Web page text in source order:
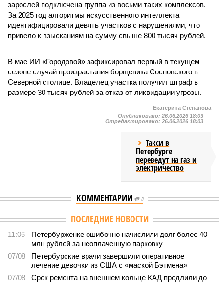
зарослей подключена группа из восьми таких комплексов.
За 2025 год алгоритмы искусственного интеллекта
идентифицировали девять участков с нарушениями, что
привело к взысканиям на сумму свыше 800 тысяч рублей.
В мае ИИ «Городовой» зафиксировал первый в текущем
сезоне случай произрастания борщевика Сосновского в
Северной столице. Владелец участка получил штраф в
размере 30 тысяч рублей за отказ от ликвидации угрозы.
Екатерина Степанова
Опубликовано: 26.06.2026 18:03
Отредактировано: 26.06.2026 18:03
Такси в
Петербурге
переведут на газ и
электричество
КОММЕНТАРИИ 0
ПОСЛЕДНИЕ НОВОСТИ
11:06
Петербурженке ошибочно начислили долг более 40
млн рублей за неоплаченную парковку
07/08
Петербурские врачи завершили оперативное
лечение девочки из США с «маской Бэтмена»
07/08
Срок ремонта на внешнем кольце КАД продлили до